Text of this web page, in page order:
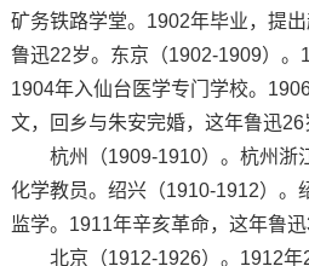
矿务铁路学堂。1902年毕业，提
鲁迅22岁。东京（1902-1909）。
1904年入仙台医学专门学校。
文，回乡与朱安完婚，这年鲁迅26
杭州（1909-1910）。杭州浙
化学教员。绍兴（1910-1912）。
监学。1911年辛亥革命，这年鲁迅
北京（1912-1926）。1912年